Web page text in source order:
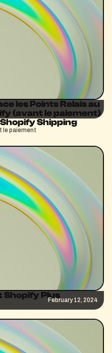
les Points Relais au
(avant le paiement)
Shipping
le paiement
February 12, 2024
Shopify Plus